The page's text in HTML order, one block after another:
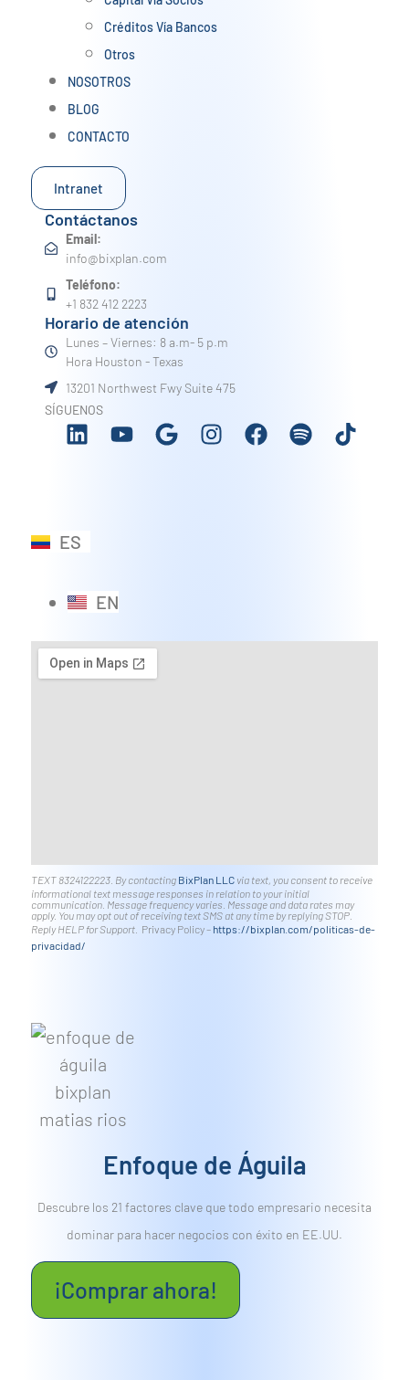
Enfoque de Águila
Descubre los 21 factores clave que todo empresario necesita
dominar para hacer negocios con éxito en EE.UU.
¡Comprar ahora!
Créditos Vía Bancos
Otros
NOSOTROS
BLOG
CONTACTO
Intranet
Contáctanos
Email:
info@bixplan.com
Teléfono:
+1 832 412 2223
Horario de atención
Lunes – Viernes: 8 a.m- 5 p.m
Hora Houston - Texas
13201 Northwest Fwy Suite 475
SÍGUENOS
ES
EN
TEXT 8324122223. By contacting BixPlan LLCvia text, you consent to receive
informational text message responses in relation to your initial
communication. Message frequency varies. Message and data rates may
apply. You may opt out of receiving text SMS at any time by replying STOP.
Reply HELP for Support. Privacy Policy – https://bixplan.com/politicas-de-
privacidad/